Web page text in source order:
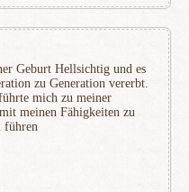
Geburt Hellsichtig und es
zu Generation vererbt.
mich zu meiner
meinen Fähigkeiten zu
führen